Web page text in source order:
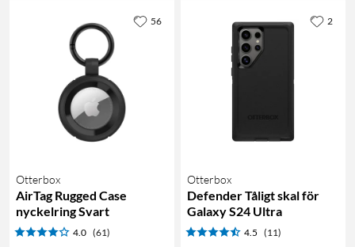
Otterbox
AirTag Rugged Case
nyckelring Svart
4.0 (61)
56
Otterbox
Defender Tåligt skal för
Galaxy S24 Ultra
4.5 (11)
2